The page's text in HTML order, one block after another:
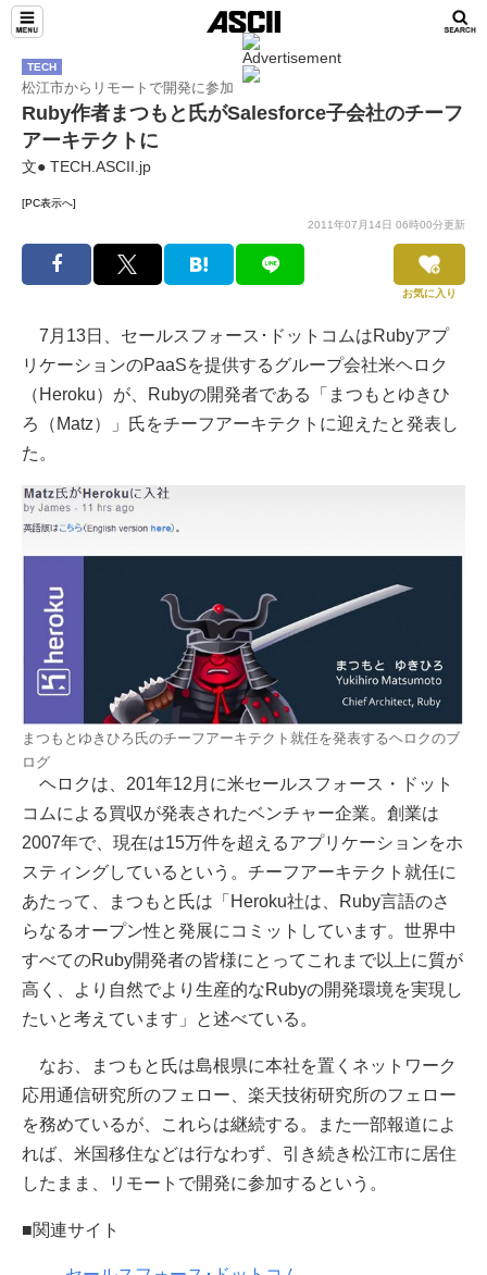
TECH
松江市からリモートで開発に参加
Ruby作者まつもと氏がSalesforce子会社のチーフ
アーキテクトに
文● TECH.ASCII.jp
[PC表示へ]
2011年07月14日 06時00分更新
お気に入り
7月13日、セールスフォース･ドットコムはRubyアプ
リケーションのPaaSを提供するグループ会社米ヘロク
（Heroku）が、Rubyの開発者である「まつもとゆきひ
ろ（Matz）」氏をチーフアーキテクトに迎えたと発表し
た。
まつもとゆきひろ氏のチーフアーキテクト就任を発表するヘロクのブ
ログ
ヘロクは、201年12月に米セールスフォース・ドット
コムによる買収が発表されたベンチャー企業。創業は
2007年で、現在は15万件を超えるアプリケーションをホ
スティングしているという。チーフアーキテクト就任に
あたって、まつもと氏は「Heroku社は、Ruby言語のさ
らなるオープン性と発展にコミットしています。世界中
すべてのRuby開発者の皆様にとってこれまで以上に質が
高く、より自然でより生産的なRubyの開発環境を実現し
たいと考えています」と述べている。
なお、まつもと氏は島根県に本社を置くネットワーク
応用通信研究所のフェロー、楽天技術研究所のフェロー
を務めているが、これらは継続する。また一部報道によ
れば、米国移住などは行なわず、引き続き松江市に居住
したまま、リモートで開発に参加するという。
■関連サイト